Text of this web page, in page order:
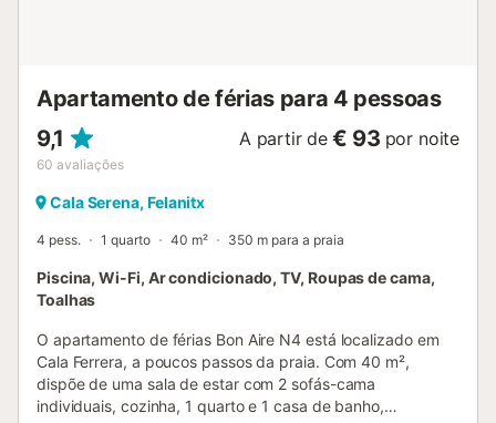
Apartamento de férias para 4 pessoas
9,1
60 avaliações
A partir de € 93 por noite
Cala Serena, Felanitx
4 pess. 1 quarto 40 m² 350 m para a praia
Piscina, Wi-Fi, Ar condicionado, TV, Roupas de cama,
Toalhas
O apartamento de férias Bon Aire N4 está localizado em
Cala Ferrera, a poucos passos da praia. Com 40 m²,
dispõe de uma sala de estar com 2 sofás-cama
individuais, cozinha, 1 quarto e 1 casa de banho,